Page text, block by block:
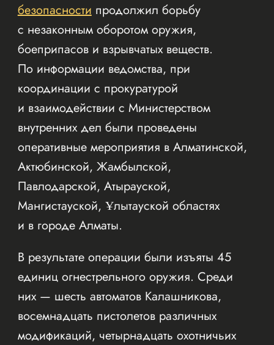
безопасности продолжил борьбу
с незаконным оборотом оружия,
боеприпасов и взрывчатых веществ.
По информации ведомства, при
координации с прокуратурой
и взаимодействии с Министерством
внутренних дел были проведены
оперативные мероприятия в Алматинской,
Актюбинской, Жамбылской,
Павлодарской, Атырауской,
Мангистауской, Ұлытауской областях
и в городе Алматы.
В результате операции были изъяты 45
единиц огнестрельного оружия. Среди
них — шесть автоматов Калашникова,
восемнадцать пистолетов различных
модификаций, четырнадцать охотничьих